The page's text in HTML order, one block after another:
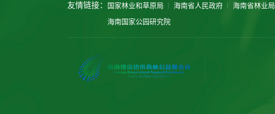
友情链接： 国家林业和草原局 海南省人民政府 海南省林业局
海南国家公园研究院